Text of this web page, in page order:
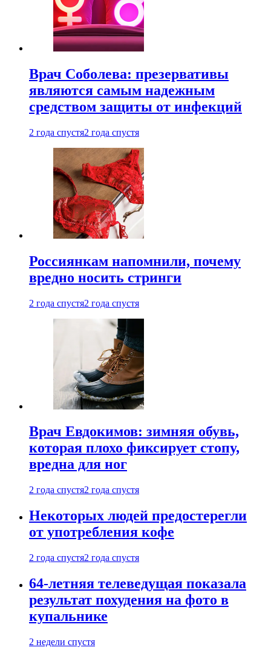
Врач Соболева: презервативы
являются самым надежным
средством защиты от инфекций
2 года спустя2 года спустя
Россиянкам напомнили, почему
вредно носить стринги
2 года спустя2 года спустя
Врач Евдокимов: зимняя обувь,
которая плохо фиксирует стопу,
вредна для ног
2 года спустя2 года спустя
Некоторых людей предостерегли
от употребления кофе
2 года спустя2 года спустя
64-летняя телеведущая показала
результат похудения на фото в
купальнике
2 недели спустя